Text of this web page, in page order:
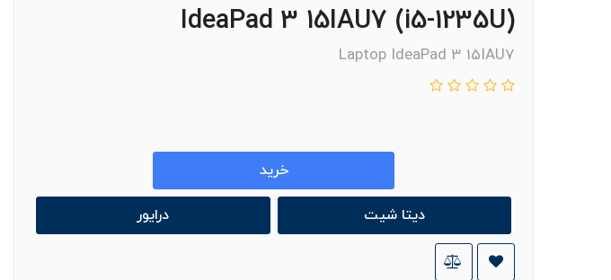
(IdeaPad 3 15IAU7 (i5-1235U
Laptop IdeaPad 3 15IAU7
خرید
دیتا شیت درایور